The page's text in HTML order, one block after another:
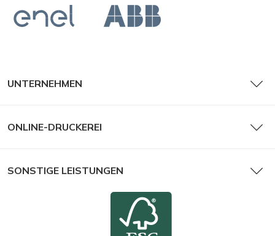
UNTERNEHMEN
ONLINE-DRUCKEREI
SONSTIGE LEISTUNGEN